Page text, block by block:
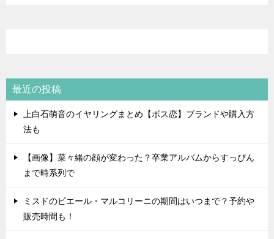
最近の投稿
上白石萌音のイヤリングまとめ【ボス恋】ブランドや購入方
法も
【画像】菜々緒の顔が変わった？卒業アルバムからすっぴん
まで時系列で
ミスドのピエール・マルコリーニの期間はいつまで？予約や
販売時間も！